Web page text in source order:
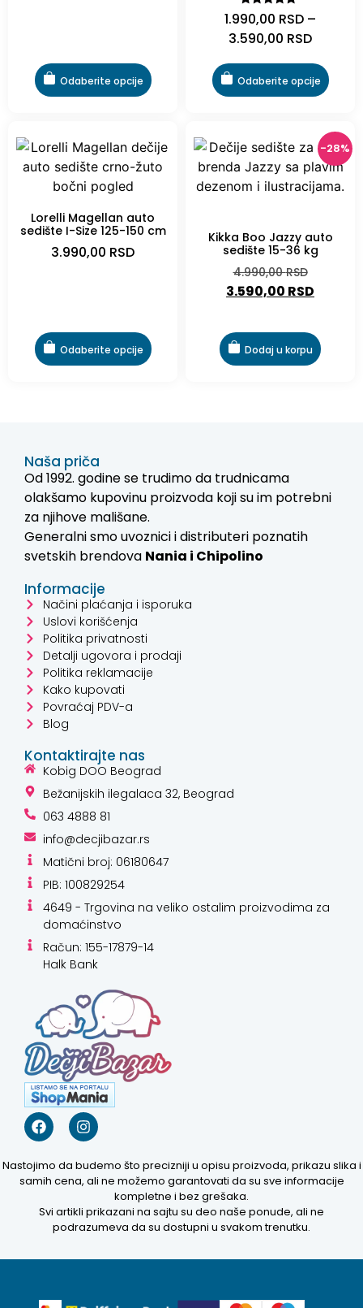
Odaberite opcije
Ocenjeno
sa
5.00
od 5
1.990,00 RSD –
3.590,00 RSD
Odaberite opcije
Lorelli Magellan auto
sedište I-Size 125-150 cm
3.990,00 RSD
Odaberite opcije
-28%
Kikka Boo Jazzy auto
sedište 15-36 kg
4.990,00RSD
3.590,00 RSD
Dodaj u korpu
Naša priča
Od 1992. godine se trudimo da trudnicama
olakšamo kupovinu proizvoda koji su im potrebni
za njihove mališane.
Generalni smo uvoznici i distributeri poznatih
svetskih brendova Nania i Chipolino
Informacije
Načini plaćanja i isporuka
Uslovi korišćenja
Politika privatnosti
Detalji ugovora i prodaji
Politika reklamacije
Kako kupovati
Povraćaj PDV-a
Blog
Kontaktirajte nas
Kobig DOO Beograd
Bežanijskih ilegalaca 32, Beograd
063 4888 81
info@decjibazar.rs
Matični broj: 06180647
PIB: 100829254
4649 - Trgovina na veliko ostalim proizvodima za
domaćinstvo
Račun: 155-17879-14
Halk Bank
Nastojimo da budemo što precizniji u opisu proizvoda, prikazu slika i
samih cena, ali ne možemo garantovati da su sve informacije
kompletne i bez grešaka.
Svi artikli prikazani na sajtu su deo naše ponude, ali ne
podrazumeva da su dostupni u svakom trenutku.
Kako mogu da
Niwa Ai